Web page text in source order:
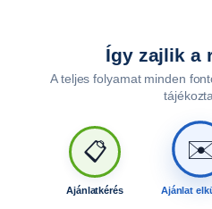
Így zajlik a
A teljes folyamat minden
📋
Ajánlatkérés Ajánlat